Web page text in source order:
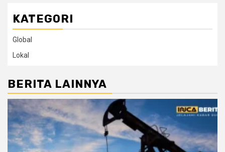
KATEGORI
Global
Lokal
BERITA LAINNYA